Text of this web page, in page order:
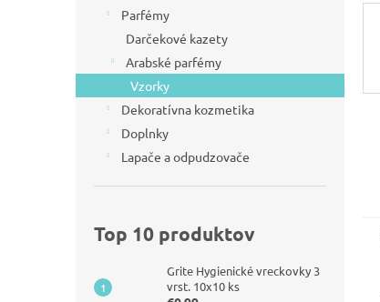
Parfémy
Darčekové kazety
Arabské parfémy
Vzorky
Dekoratívna kozmetika
Doplnky
Lapače a odpudzovače
Top 10 produktov
Grite Hygienické vreckovky 3
vrst. 10x10 ks